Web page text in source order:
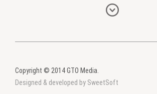
Copyright © 2014 GTO Media.
Designed & developed by SweetSoft